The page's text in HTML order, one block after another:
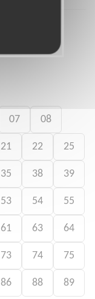
07 08
21 22 25
35 38 39
53 54 55
61 63 64
73 74 75
86 88 89